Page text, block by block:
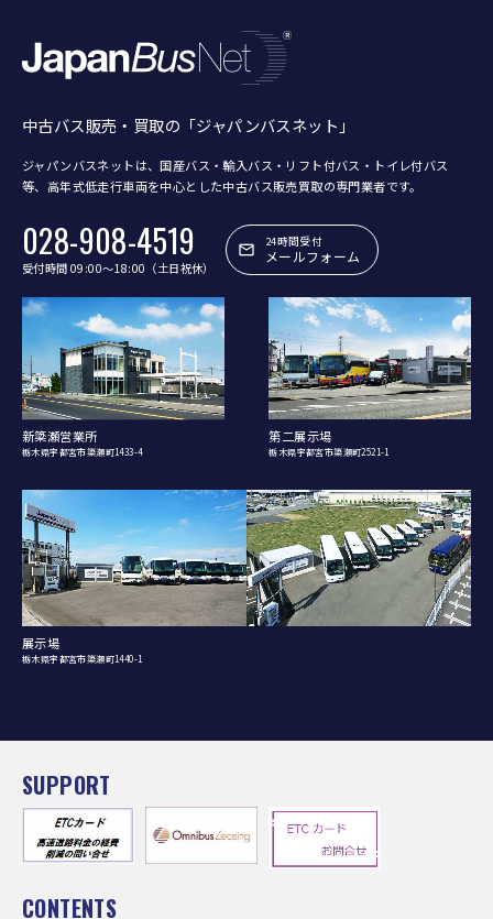
中古バス販売・買取の「ジャパンバスネット」
ジャパンバスネットは、国産バス・輸入バス・リフト付バス・トイレ付バス
等、 高年式低走行車両を中心とした中古バス販売買取の専門業者です。
028-908-4519
受付時間 09:00〜18:00（土日祝休）
24時間受付
メールフォーム
新簗瀬営業所
栃木県宇都宮市簗瀬町1433-4
第二展示場
栃木県宇都宮市簗瀬町2521-1
展示場
栃木県宇都宮市簗瀬町1440-1
SUPPORT
CONTENTS